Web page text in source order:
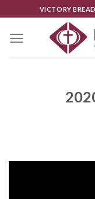
content
VICTORY